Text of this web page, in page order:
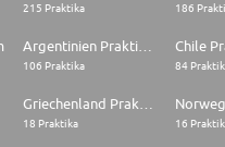
215 Praktika 186
106 Praktika
Chile
84
18 Praktika 16